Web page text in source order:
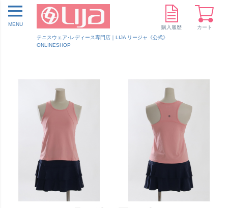
テニスウェア･レディース専門店｜LIJA リージャ《公式》
ONLINESHOP
MENU
購入履歴 カート